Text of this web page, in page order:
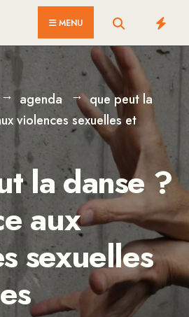
MENU
agenda
que peut la
violences sexuelles et
la danse ?
aux
sexuelles